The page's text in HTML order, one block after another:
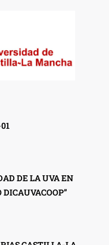
DE LA UVA EN
DICAUVACOOP”